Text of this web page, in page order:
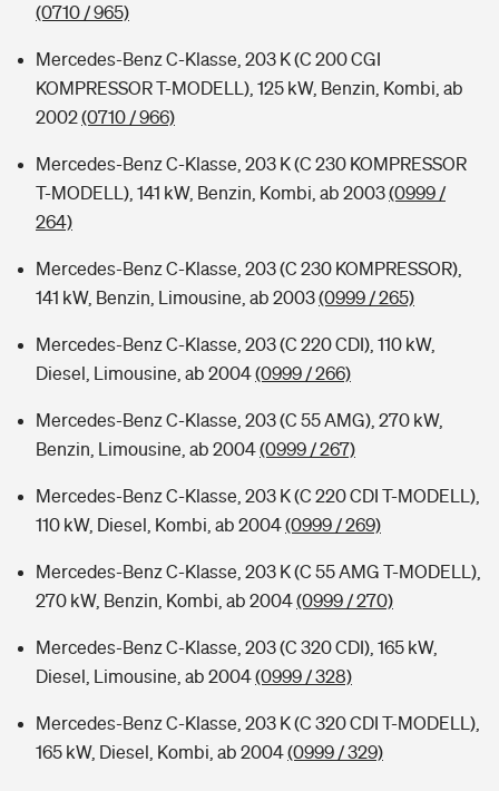
(0710 / 965)
Mercedes-Benz C-Klasse, 203 K (C 200 CGI
KOMPRESSOR T-MODELL), 125 kW, Benzin, Kombi, ab
2002(0710 / 966)
Mercedes-Benz C-Klasse, 203 K (C 230 KOMPRESSOR
T-MODELL), 141 kW, Benzin, Kombi, ab 2003(0999 /
264)
Mercedes-Benz C-Klasse, 203 (C 230 KOMPRESSOR),
141 kW, Benzin, Limousine, ab 2003(0999 / 265)
Mercedes-Benz C-Klasse, 203 (C 220 CDI), 110 kW,
Diesel, Limousine, ab 2004(0999 / 266)
Mercedes-Benz C-Klasse, 203 (C 55 AMG), 270 kW,
Benzin, Limousine, ab 2004(0999 / 267)
Mercedes-Benz C-Klasse, 203 K (C 220 CDI T-MODELL),
110 kW, Diesel, Kombi, ab 2004(0999 / 269)
Mercedes-Benz C-Klasse, 203 K (C 55 AMG T-MODELL),
270 kW, Benzin, Kombi, ab 2004(0999 / 270)
Mercedes-Benz C-Klasse, 203 (C 320 CDI), 165 kW,
Diesel, Limousine, ab 2004(0999 / 328)
Mercedes-Benz C-Klasse, 203 K (C 320 CDI T-MODELL),
165 kW, Diesel, Kombi, ab 2004(0999 / 329)